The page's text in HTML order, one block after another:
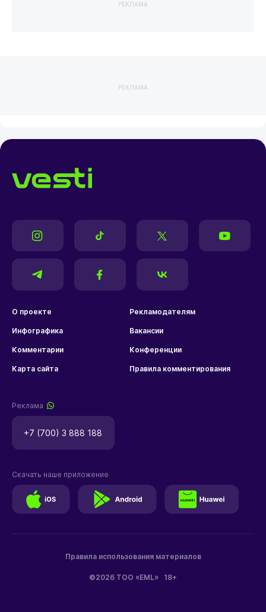
РЕКЛАМА
РЕКЛАМА
О проекте Рекламодателям
Инфографика Вакансии
Комментарии Конференции
Карта сайта Правила комментирования
Реклама
+7 (700) 3 888 188
©2026 ТОО «EML» 18+
Правила использования материалов
Скачать наше приложение